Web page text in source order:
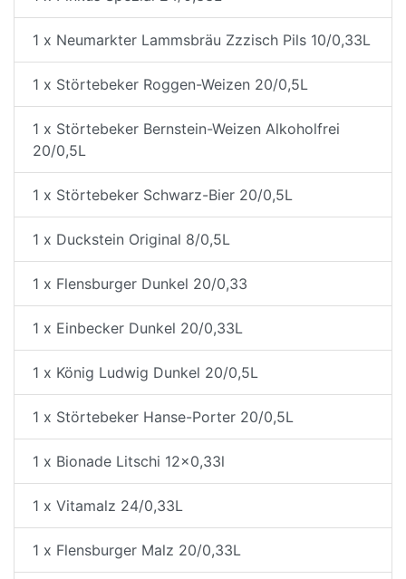
1 x Neumarkter Lammsbräu Zzzisch Pils 10/0,33L
1 x Störtebeker Roggen-Weizen 20/0,5L
1 x Störtebeker Bernstein-Weizen Alkoholfrei
20/0,5L
1 x Störtebeker Schwarz-Bier 20/0,5L
1 x Duckstein Original 8/0,5L
1 x Flensburger Dunkel 20/0,33
1 x Einbecker Dunkel 20/0,33L
1 x König Ludwig Dunkel 20/0,5L
1 x Störtebeker Hanse-Porter 20/0,5L
1 x Bionade Litschi 12x0,33l
1 x Vitamalz 24/0,33L
1 x Flensburger Malz 20/0,33L